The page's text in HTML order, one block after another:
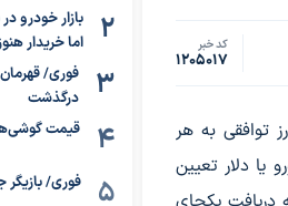
کد خبر
1205017
توافقی به هر
طول یک سال (۳۶۵ روز) معادل ۱۰۰۰ یورو یا دلار تعیین
بازار خودرو
اما خریدار
فوری/
درگذشت
قیمت گوشی‌های
فوری/